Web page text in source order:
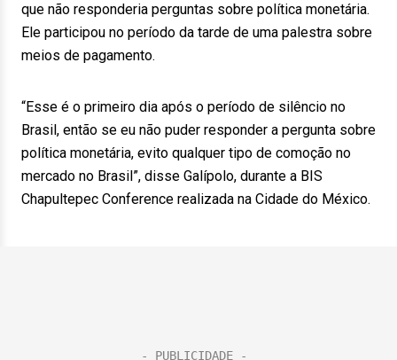
que não responderia perguntas sobre política monetária.
Ele participou no período da tarde de uma palestra sobre
meios de pagamento.
“Esse é o primeiro dia após o período de silêncio no
Brasil, então se eu não puder responder a pergunta sobre
política monetária, evito qualquer tipo de comoção no
mercado no Brasil”, disse Galípolo, durante a BIS
Chapultepec Conference realizada na Cidade do México.